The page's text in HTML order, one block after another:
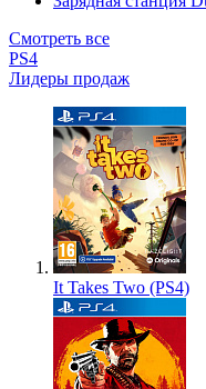
Смотреть все
PS4
Лидеры продаж
It Takes Two (PS4)